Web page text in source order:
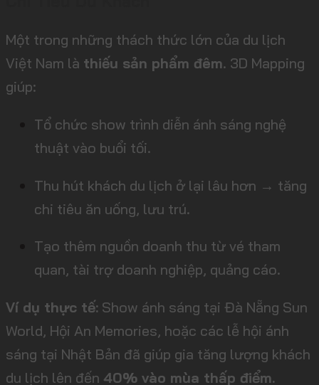
Một trong những thách thức lớn của du lịch
Việt Nam là thiếu sản phẩm đêm. 3D Mapping
giúp:
Tổ chức show trình diễn ánh sáng nghệ
thuật vào buổi tối.
Thu hút khách du lịch ở lại lâu hơn → tăng
chi tiêu ăn uống, lưu trú.
Tạo thêm nguồn doanh thu từ vé tham
quan, tài trợ doanh nghiệp, quảng cáo.
Ví dụ thực tế: Show ánh sáng tại Đà Nẵng Sun
World, Hội An Memories, hoặc các lễ hội ánh
sáng tại Nhật Bản đã giúp gia tăng lượng khách
du lịch lên đến 40% vào mùa thấp điểm.